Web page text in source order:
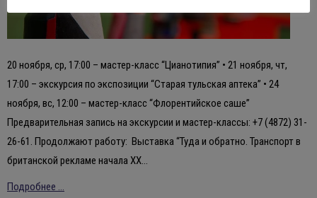
20 ноября, ср, 17:00 – мастер-класс “Цианотипия” • 21 ноября, чт,
17:00 – экскурсия по экспозиции “Старая тульская аптека” • 24
ноября, вс, 12:00 – мастер-класс “Флорентийское саше”
Предварительная запись на экскурсии и мастер-классы: +7 (4872) 31-
26-61. Продолжают работу: Выставка “Туда и обратно. Транспорт в
британской рекламе начала ХХ…
Подробнее ...